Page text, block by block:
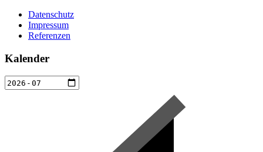
Datenschutz
Impressum
Referenzen
Kalender